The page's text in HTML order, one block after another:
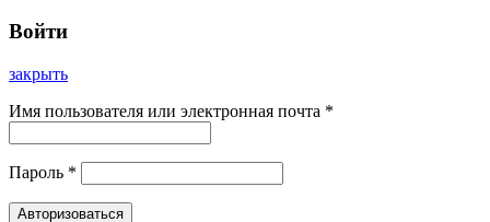
Войти
закрыть
Имя пользователя или электронная почта *
Пароль *
Авторизоваться